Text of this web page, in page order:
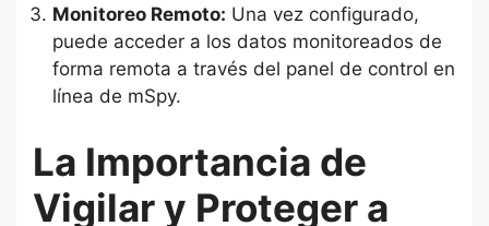
Monitoreo Remoto: Una vez configurado,
puede acceder a los datos monitoreados de
forma remota a través del panel de control en
línea de mSpy.
La Importancia de
Vigilar y Proteger a